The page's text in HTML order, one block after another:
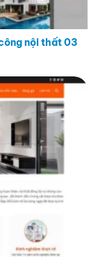
nội thất 03